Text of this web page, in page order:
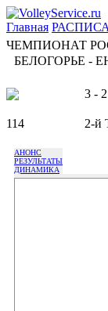
Главная
ЧЕМПИОНАТ
БЕЛОГОРЬЕ -
3 - 2
114 2-й
АНОНС
РЕЗУЛЬТАТЫ
ДИНАМИКА